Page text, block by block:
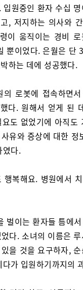
원중인 환자 수십
, 저지하는 의사와
이 움직이는 경비
뿐이었다. 은월은 단
하는 데에 성공했다.
의 로봇에 접속하면
다. 원해서 얻게 된
도 없었기에 아직도
유와 증상에 대한 정
였다.
행복해요. 병원에서
벌이는 환자들 틈에
다. 소녀의 이름은
을 것을 요구하자,
가 입원하기까지의